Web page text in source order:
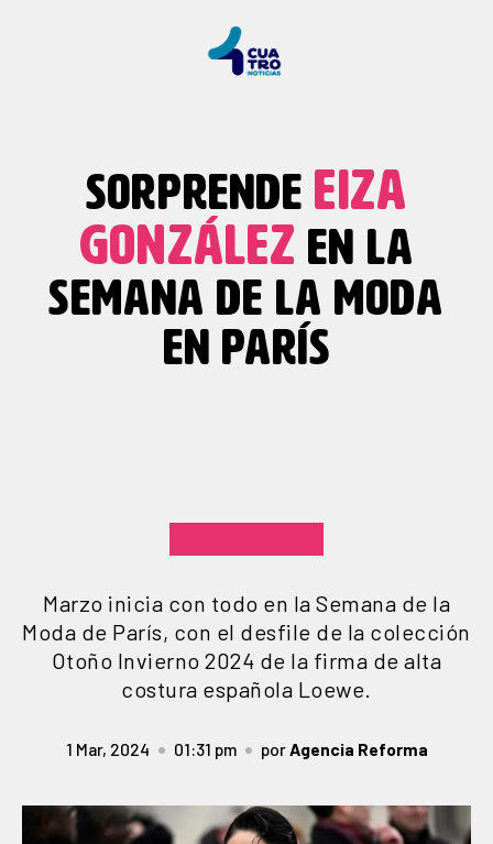
SORPRENDE EIZA
GONZÁLEZ EN LA
SEMANA DE LA MODA
EN PARÍS
Marzo inicia con todo en la Semana de la
Moda de París, con el desfile de la colección
Otoño Invierno 2024 de la firma de alta
costura española Loewe.
1 Mar, 2024 01:31 pm porAgencia Reforma